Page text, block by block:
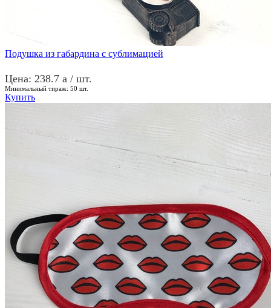
Подушка из габардина с сублимацией
Цена: 238.7 a / шт.
Минимальный тираж: 50 шт.
Купить